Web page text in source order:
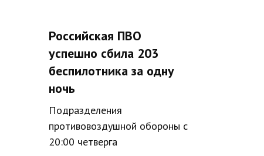
Российская ПВО
успешно сбила 203
беспилотника за одну
ночь
Подразделения
противовоздушной обороны с
20:00 четверга